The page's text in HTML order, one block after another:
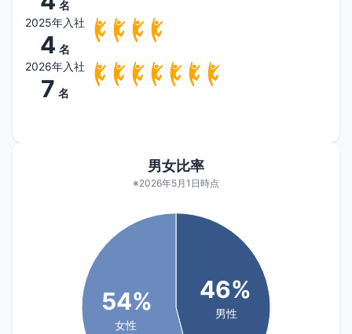
名
2025年入社
4 名
2026年入社
7 名
男女比率
※2026年5月1日時点
46%
男性
54%
女性